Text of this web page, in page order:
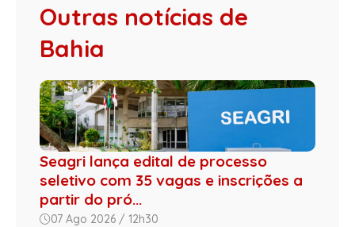
Outras notícias de
Bahia
Seagri lança edital de processo
seletivo com 35 vagas e inscrições a
partir do pró...
07 Ago 2026 / 12h30